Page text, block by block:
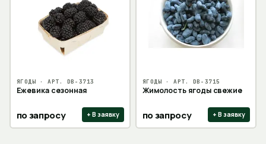
ЯГОДЫ · АРТ. DB-3713
Ежевика сезонная
по запросу + В заявку
ЯГОДЫ · АРТ. DB-3715
Жимолость ягоды свежие
по запросу + В заявку